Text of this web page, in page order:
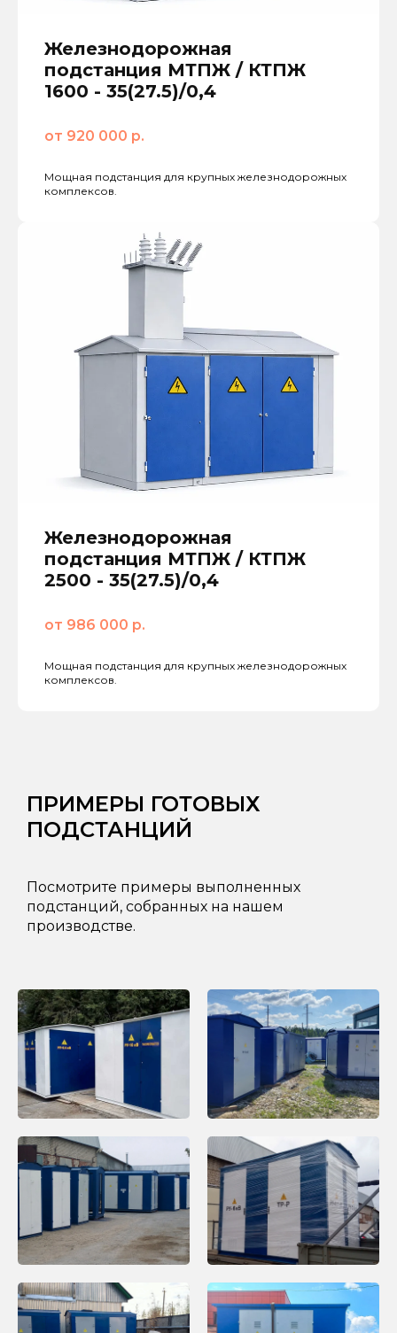
Железнодорожная
подстанция МТПЖ / КТПЖ
1600 - 35(27.5)/0,4
от 920 000 р.
Мощная подстанция для крупных железнодорожных
комплексов.
Железнодорожная
подстанция МТПЖ / КТПЖ
2500 - 35(27.5)/0,4
от 986 000 р.
Мощная подстанция для крупных железнодорожных
комплексов.
ПРИМЕРЫ ГОТОВЫХ
ПОДСТАНЦИЙ
Посмотрите примеры выполненных
подстанций, собранных на нашем
производстве.